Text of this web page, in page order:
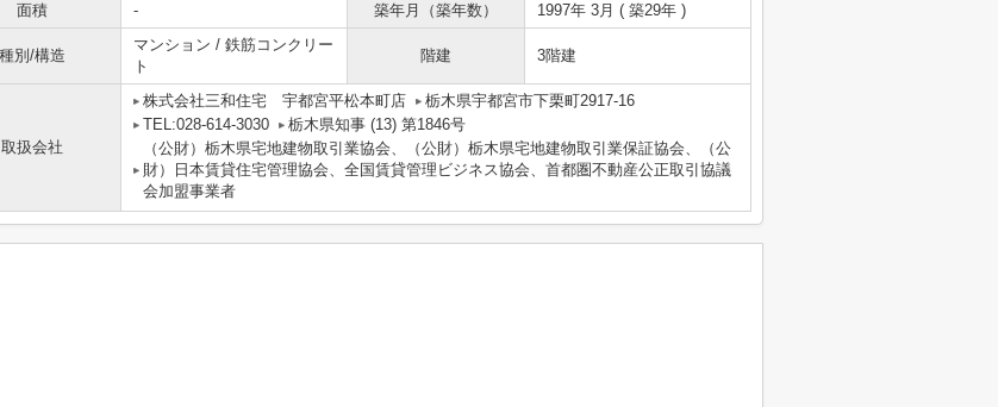
面積
- 築年月（築年数） 1997年 3月 ( 築29年 )
種別/構造
マンション / 鉄筋コンクリー
ト
階建 3階建
取扱会社
株式会社三和住宅 宇都宮平松本町店
栃木県宇都宮市下栗町2917-16
TEL:028-614-3030
栃木県知事 (13) 第1846号
（公財）栃木県宅地建物取引業協会、（公財）栃木県宅地建物取引業保証協会、（公
財）日本賃貸住宅管理協会、全国賃貸管理ビジネス協会、首都圏不動産公正取引協議
会加盟事業者